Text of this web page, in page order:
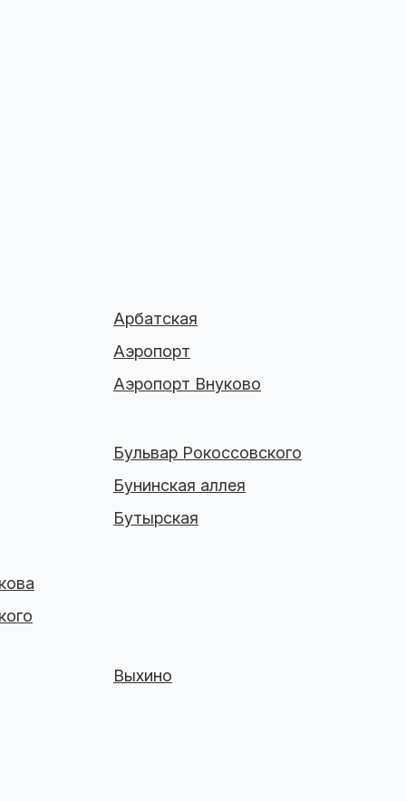
Арбатская
Аэропорт
Аэропорт Внуково
Бульвар Рокоссовского
Бунинская аллея
Бутырская
Выхино